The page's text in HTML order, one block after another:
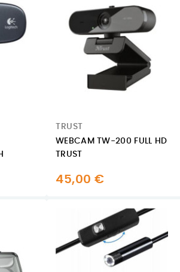
TRUST
WEBCAM TW-200 FULL HD
TRUST
45,00 €